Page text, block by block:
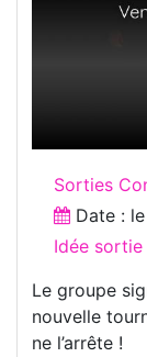
Sorties
Date : le
Idée
Le groupe
nouvelle
ne l’arrête !